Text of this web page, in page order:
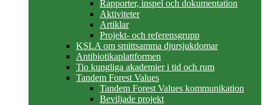
Rapporter, inspel och dokumentation
Aktiviteter
Artiklar
Projekt- och referensgrupp
KSLA om smittsamma djursjukdomar
Antibiotikaplattformen
Tio kungliga akademier i tid och rum
Tandem Forest Values
Tandem Forest Values kommunikation
Beviljade projekt